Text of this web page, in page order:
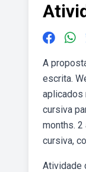
A
escrita.
aplicados
cursiva
months.
cursiva,
Atividade